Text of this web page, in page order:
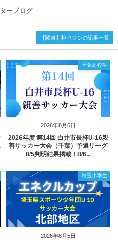
ーブログ
2026年8月6日
千葉高校生
2026年度 第14回 白井市長杯U-16親
善サッカー大会（千葉）予選リーグ
8/5判明結果掲載！8/6...
2026年8月5日
埼玉小学生
【関東】担当ジンの記事一覧